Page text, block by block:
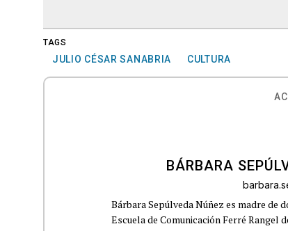
TAGS
JULIO CÉSAR SANABRIA CULTURA
BÁRBARA
Bárbara Sepúlveda Núñez es madre de
Escuela de Comunicación Ferré Rangel